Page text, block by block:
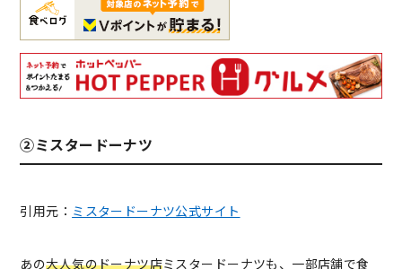
②ミスタードーナツ
引用元： ミスタードーナツ公式サイト
あの大人気のドーナツ店ミスタードーナツも、一部店舗で食